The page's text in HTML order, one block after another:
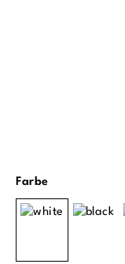
Farbeauswählen